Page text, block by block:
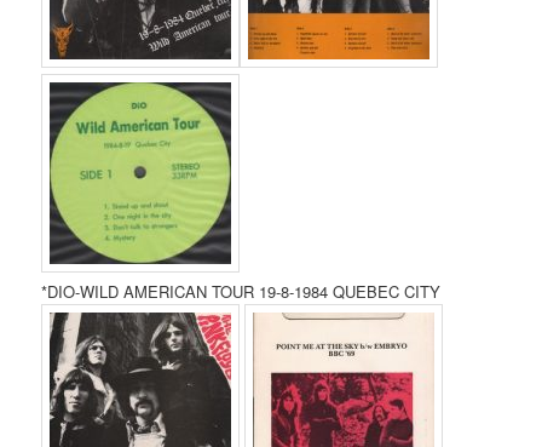
*DIO-WILD AMERICAN TOUR 19-8-1984 QUEBEC CITY